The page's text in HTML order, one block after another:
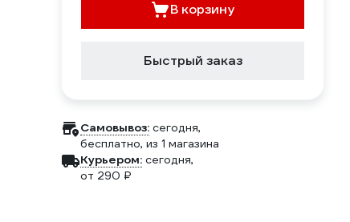
В корзину
Быстрый заказ
Самовывоз: сегодня,
бесплатно, из 1 магазина
Курьером: сегодня,
от 290 ₽